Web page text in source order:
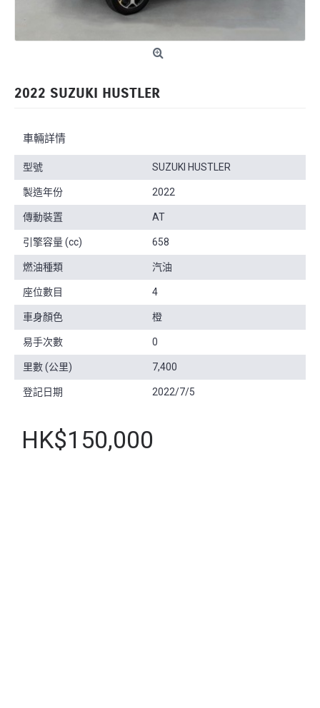
2022 SUZUKI HUSTLER
車輛詳情
型號 SUZUKI HUSTLER
製造年份 2022
傳動裝置 AT
引擎容量 (cc) 658
燃油種類 汽油
座位數目 4
車身顏色 橙
易手次數 0
里數 (公里) 7,400
登記日期 2022/7/5
HK$150,000